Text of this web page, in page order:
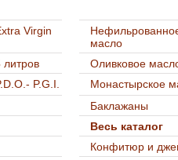
Virgin
масло
Оливковое
P.G.I.
Монастырское
Баклажаны
Весь каталог
Конфитюр и